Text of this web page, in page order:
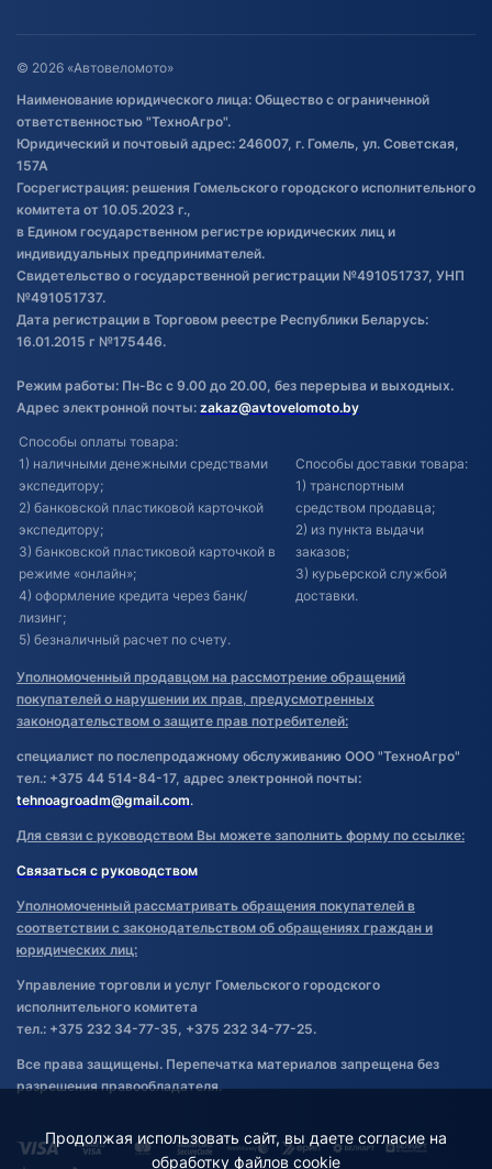
Оставить отзыв
Договор публичной оферты
Обработка файлов cookie
Постановка транспорта на учет
Обновления в ЭПТС 2024
© 2026 «Автовеломото»
Наименование юридического лица: Общество с ограниченной
ответственностью "ТехноАгро".
Юридический и почтовый адрес: 246007, г. Гомель, ул. Советская,
157А
Госрегистрация: решения Гомельского городского исполнительного
комитета от 10.05.2023 г.,
в Едином государственном регистре юридических лиц и
индивидуальных предпринимателей.
Свидетельство о государственной регистрации №491051737, УНП
№491051737.
Дата регистрации в Торговом реестре Республики Беларусь:
16.01.2015 г №175446.
Режим работы: Пн-Вс с 9.00 до 20.00, без перерыва и выходных.
Адрес электронной почты: zakaz@avtovelomoto.by
Способы оплаты товара:
1) наличными денежными средствами
экспедитору;
2) банковской пластиковой карточкой
экспедитору;
3) банковской пластиковой карточкой в
режиме «онлайн»;
4) оформление кредита через банк/
лизинг;
5) безналичный расчет по счету.
Способы доставки товара:
1) транспортным
средством продавца;
2) из пункта выдачи
заказов;
3) курьерской службой
доставки.
Уполномоченный продавцом на рассмотрение обращений
покупателей о нарушении их прав, предусмотренных
законодательством о защите прав потребителей:
специалист по послепродажному обслуживанию ООО "ТехноАгро"
тел.: +375 44 514-84-17, адрес электронной почты:
tehnoagroadm@gmail.com.
Для связи с руководством Вы можете заполнить форму по ссылке:
Связаться с руководством
Уполномоченный рассматривать обращения покупателей в
соответствии с законодательством об обращениях граждан и
юридических лиц:
Управление торговли и услуг Гомельского городского
исполнительного комитета
тел.: +375 232 34-77-35, +375 232 34-77-25.
Все права защищены. Перепечатка материалов запрещена без
разрешения правообладателя.
Продолжая использовать сайт, вы даете согласие на
обработку файлов cookie